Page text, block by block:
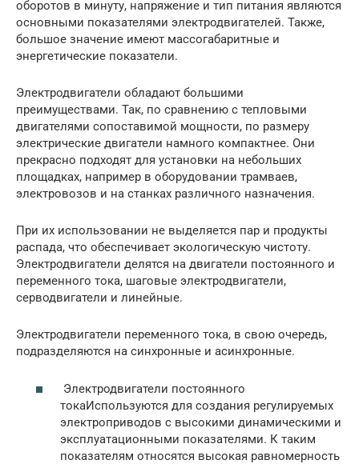
оборотов в минуту, напряжение и тип питания являются
основными показателями электродвигателей. Также,
большое значение имеют массогабаритные и
энергетические показатели.
Электродвигатели обладают большими
преимуществами. Так, по сравнению с тепловыми
двигателями сопоставимой мощности, по размеру
электрические двигатели намного компактнее. Они
прекрасно подходят для установки на небольших
площадках, например в оборудовании трамваев,
электровозов и на станках различного назначения.
При их использовании не выделяется пар и продукты
распада, что обеспечивает экологическую чистоту.
Электродвигатели делятся на двигатели постоянного и
переменного тока, шаговые электродвигатели,
серводвигатели и линейные.
Электродвигатели переменного тока, в свою очередь,
подразделяются на синхронные и асинхронные.
Электродвигатели постоянного
токаИспользуются для создания регулируемых
электроприводов с высокими динамическими и
эксплуатационными показателями. К таким
показателям относятся высокая равномерность